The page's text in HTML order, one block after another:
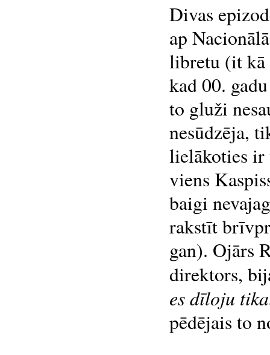
Divas
ap
libretu (it kā
kad 00.
to gluži
nesūdzēja,
lielākoties ir
viens
baigi
rakstīt
gan). Ojārs
direktors,
es dīloju
pēdējais to